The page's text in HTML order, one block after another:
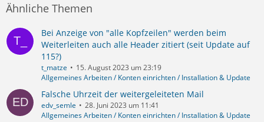
Ähnliche Themen
Bei Anzeige von "alle Kopfzeilen" werden beim
Weiterleiten auch alle Header zitiert (seit Update auf
115?)
t_matze
15. August 2023 um 23:19
Allgemeines Arbeiten / Konten einrichten / Installation & Update
Falsche Uhrzeit der weitergeleiteten Mail
edv_semle
28. Juni 2023 um 11:41
Allgemeines Arbeiten / Konten einrichten / Installation & Update